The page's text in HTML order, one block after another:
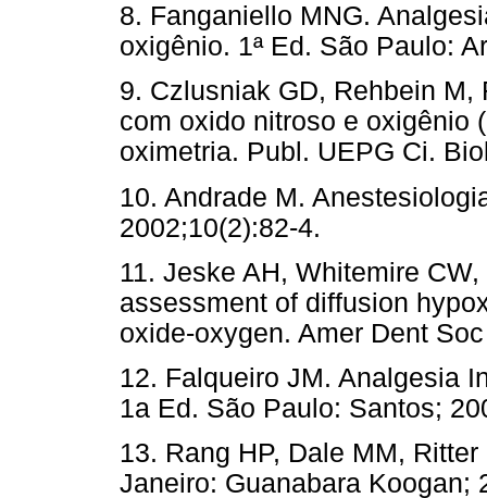
8. Fanganiello MNG.
oxigênio. 1ª Ed. São Paulo:
9. Czlusniak GD, Rehbein
com oxido nitroso e oxigênio
oximetria. Publ. UEPG Ci.
10. Andrade M.
2002;10(2):82-4.
11. Jeske AH, Whitemire
assessment of diffusion
oxide-oxygen. Amer Dent
12. Falqueiro JM. Analgesia
1a Ed. São Paulo: Santos;
13. Rang HP, Dale MM,
Janeiro: Guanabara Koogan;